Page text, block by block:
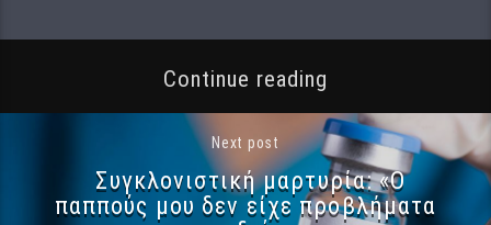
Continue reading
Next post
Συγκλονιστική μαρτυρία: «Ο
παππούς μου δεν είχε προβλήματα